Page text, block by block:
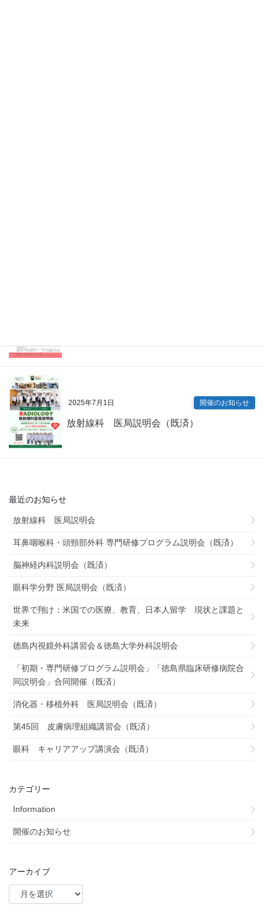
2025年7月1日 開催のお知らせ
放射線科 医局説明会（既済）
最近のお知らせ
放射線科 医局説明会
耳鼻咽喉科・頭頸部外科 専門研修プログラム説明会（既済）
脳神経内科説明会（既済）
眼科学分野 医局説明会（既済）
世界で翔け：米国での医療、教育、日本人留学 現状と課題と
未来
徳島内視鏡外科講習会＆徳島大学外科説明会
「初期・専門研修プログラム説明会」「徳島県臨床研修病院合
同説明会」合同開催（既済）
消化器・移植外科 医局説明会（既済）
第45回 皮膚病理組織講習会（既済）
眼科 キャリアアップ講演会（既済）
カテゴリー
Information
開催のお知らせ
アーカイブ